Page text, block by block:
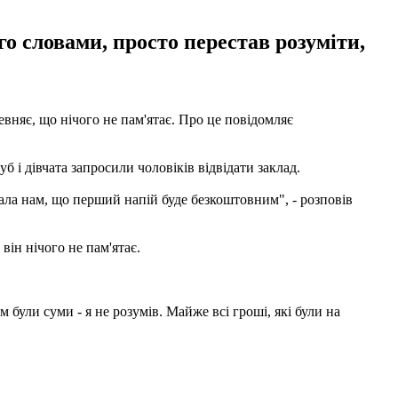
словами, просто перестав розуміти,
що нічого не пам'ятає. Про це повідомляє
дівчата запросили чоловіків відвідати заклад.
нам, що перший напій буде безкоштовним", - розповів
нічого не пам'ятає.
суми - я не розумів. Майже всі гроші, які були на